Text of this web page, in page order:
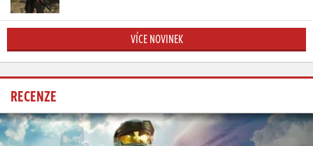
VÍCE NOVINEK
RECENZE